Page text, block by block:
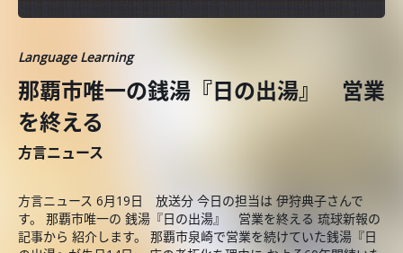
Language Learning
那覇市唯一の銭湯『日の出湯』 営業
を終える
方言ニュース
方言ニュース 6月19日 放送分 今日の担当は 伊狩典子さんで
す。 那覇市唯一の 銭湯『日の出湯』 営業を終える 琉球新報の
記事から 紹介します。 那覇市泉崎で営業を続けていた銭湯『日